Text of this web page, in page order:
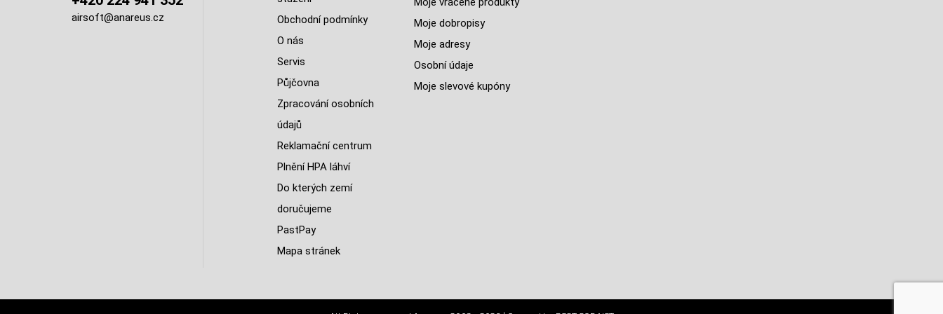
airsoft@anareus.cz
Obchodní podmínky
O nás
Servis
Půjčovna
Zpracování osobních
údajů
Reklamační centrum
Plnění HPA láhví
Do kterých zemí
doručujeme
PastPay
Mapa stránek
Moje dobropisy
Moje adresy
Osobní údaje
Moje slevové kupóny